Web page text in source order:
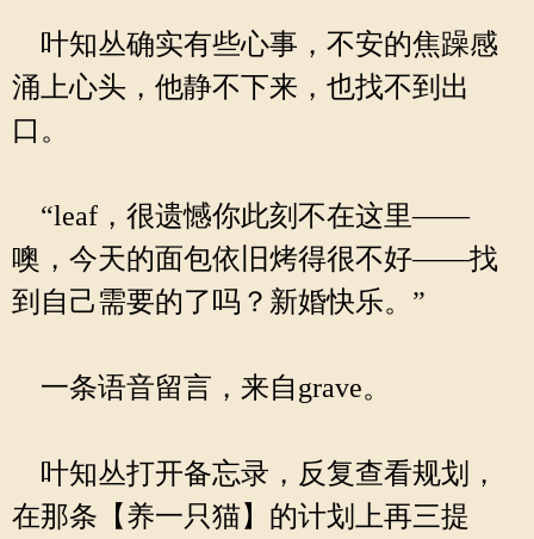
叶知丛确实有些心事，不安的焦躁感
涌上心头，他静不下来，也找不到出
口。
“leaf，很遗憾你此刻不在这里——
噢，今天的面包依旧烤得很不好——找
到自己需要的了吗？新婚快乐。”
一条语音留言，来自grave。
叶知丛打开备忘录，反复查看规划，
在那条【养一只猫】的计划上再三提